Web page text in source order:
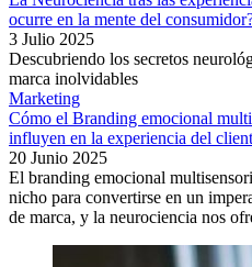
ocurre en la mente del
3 Julio 2025
Descubriendo los secretos
marca inolvidables
Marketing
Cómo el Branding emocional
influyen en la experiencia del
20 Junio 2025
El branding emocional
nicho para convertirse en un
de marca, y la neurociencia nos